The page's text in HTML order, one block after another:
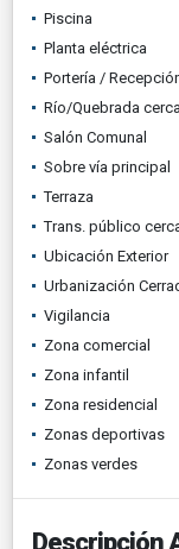
Piscina
Planta eléctrica
Portería /
Río/Quebrada
Salón Comunal
Sobre vía principal
Terraza
Trans. público
Ubicación Exterior
Urbanización
Vigilancia
Zona comercial
Zona infantil
Zona residencial
Zonas deportivas
Zonas verdes
Descripción